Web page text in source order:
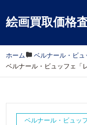
絵画買取価格
ホーム / ベルナール・ビュ
ベルナール・ビュッフェ「
ベルナール・ビュッ